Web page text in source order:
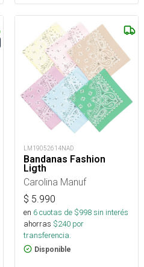
LM19052614NAD
Bandanas Fashion
Ligth
Carolina Manuf
$ 5.990
en 6cuotas de $998sin interés
ahorras $240 por
transferencia.
Disponible